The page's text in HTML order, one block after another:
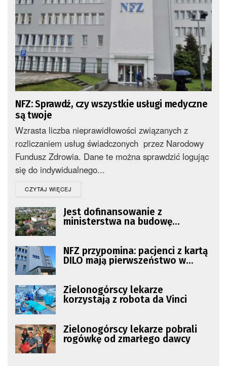
NFZ: Sprawdź, czy wszystkie usługi medyczne
są twoje
Wzrasta liczba nieprawidłowości związanych z
rozliczaniem usług świadczonych przez Narodowy
Fundusz Zdrowia. Dane te można sprawdzić logując
się do indywidualnego...
CZYTAJ WIĘCEJ
Jest dofinansowanie z
ministerstwa na budowę
NFZ przypomina: pacjenci z kartą
DILO mają pierwszeństwo w
Zielonogórscy lekarze
korzystają z robota da Vinci
Zielonogórscy lekarze pobrali
rogówkę od zmarłego dawcy